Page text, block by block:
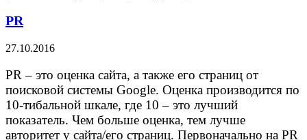
PR
27.10.2016
PR – это оценка сайта, а также его страниц от
поисковой системы Google. Оценка производится по
10-тибальной шкале, где 10 – это лучший
показатель. Чем больше оценка, тем лучше
авторитет у сайта/его страниц. Первоначально на PR